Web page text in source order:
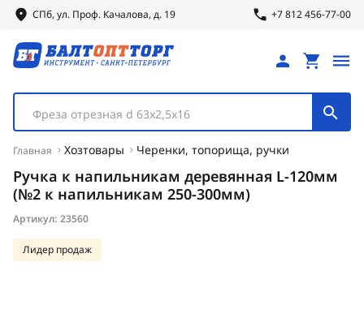
СПб, ул. Проф. Качалова, д. 19 +7 812 456-77-00
Фреза отрезная d 63х2,5х16
Главная Хозтовары Черенки, топорища, ручки
Ручка к напильникам деревянная L-120мм
(№2 к напильникам 250-300мм)
Артикул: 23560
Лидер продаж